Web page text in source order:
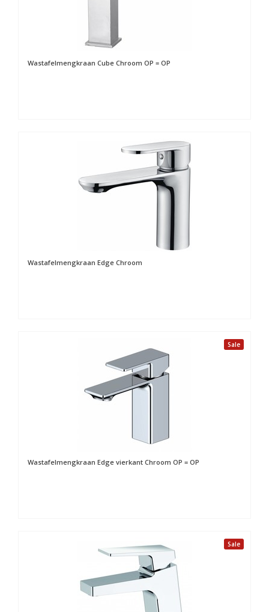
Wastafelmengkraan Cube Chroom OP = OP
Wastafelmengkraan Edge Chroom
Sale
Wastafelmengkraan Edge vierkant Chroom OP = OP
Sale